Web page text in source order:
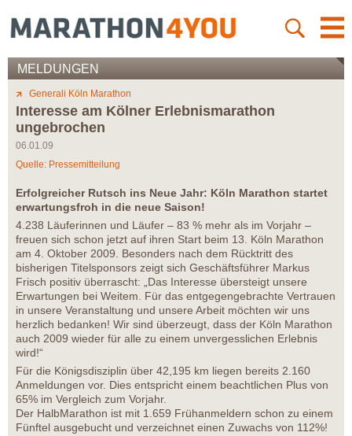
MELDUNGEN
Generali Köln Marathon
Interesse am Kölner Erlebnismarathon
ungebrochen
06.01.09
Quelle: Pressemitteilung
Erfolgreicher Rutsch ins Neue Jahr: Köln Marathon startet
erwartungsfroh in die neue Saison!
4.238 Läuferinnen und Läufer – 83 % mehr als im Vorjahr –
freuen sich schon jetzt auf ihren Start beim 13. Köln Marathon
am 4. Oktober 2009. Besonders nach dem Rücktritt des
bisherigen Titelsponsors zeigt sich Geschäftsführer Markus
Frisch positiv überrascht: „Das Interesse übersteigt unsere
Erwartungen bei Weitem. Für das entgegengebrachte Vertrauen
in unsere Veranstaltung und unsere Arbeit möchten wir uns
herzlich bedanken! Wir sind überzeugt, dass der Köln Marathon
auch 2009 wieder für alle zu einem unvergesslichen Erlebnis
wird!“
Für die Königsdisziplin über 42,195 km liegen bereits 2.160
Anmeldungen vor. Dies entspricht einem beachtlichen Plus von
65% im Vergleich zum Vorjahr.
Der HalbMarathon ist mit 1.659 Frühanmeldern schon zu einem
Fünftel ausgebucht und verzeichnet einen Zuwachs von 112%!